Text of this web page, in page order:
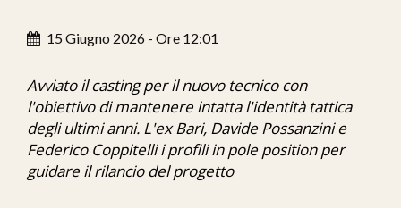
Ita-Mondo
C7 Play
We Calabria
15 Giugno 2026 - Ore 12:01
Avviato il casting per il nuovo tecnico con
l'obiettivo di mantenere intatta l'identità tattica
degli ultimi anni. L'ex Bari, Davide Possanzini e
Federico Coppitelli i profili in pole position per
guidare il rilancio del progetto